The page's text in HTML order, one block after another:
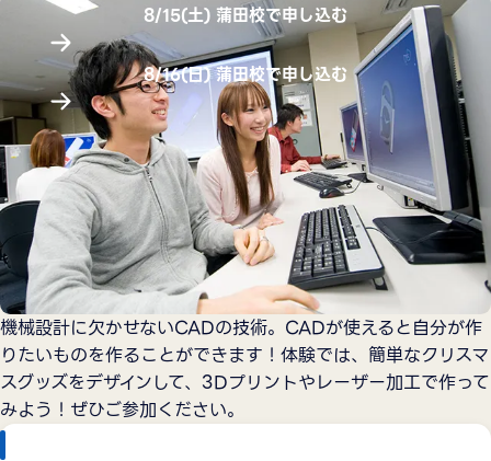
8/15(土) 蒲田校で申し込む
8/16(日) 蒲田校で申し込む
機械設計に欠かせないCADの技術。CADが使えると自分が作
りたいものを作ることができます！体験では、簡単なクリスマ
スグッズをデザインして、3Dプリントやレーザー加工で作って
みよう！ぜひご参加ください。